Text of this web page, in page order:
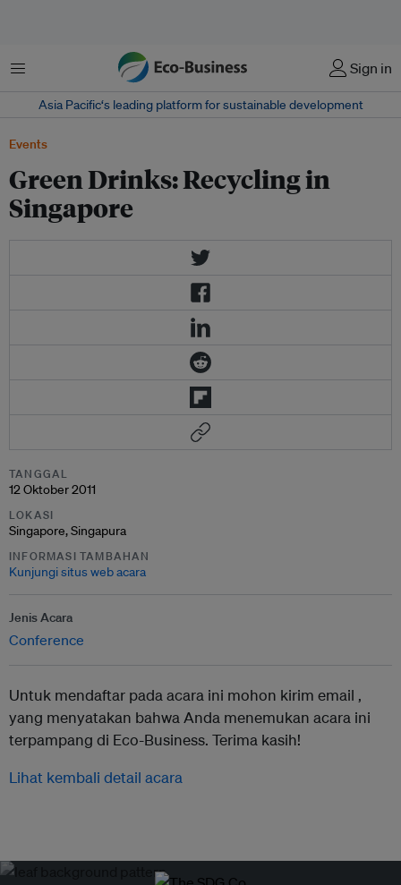
Menu Sign in
Asia Pacific‘s leading platform for sustainable development
Events
Green Drinks: Recycling in
Singapore
TANGGAL
12 Oktober 2011
LOKASI
Singapore, Singapura
INFORMASI TAMBAHAN
Kunjungi situs web acara
Jenis Acara
Conference
Untuk mendaftar pada acara ini mohon kirim email ,
yang menyatakan bahwa Anda menemukan acara ini
terpampang di Eco-Business. Terima kasih!
Lihat kembali detail acara